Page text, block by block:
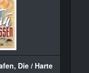
Die / Harte